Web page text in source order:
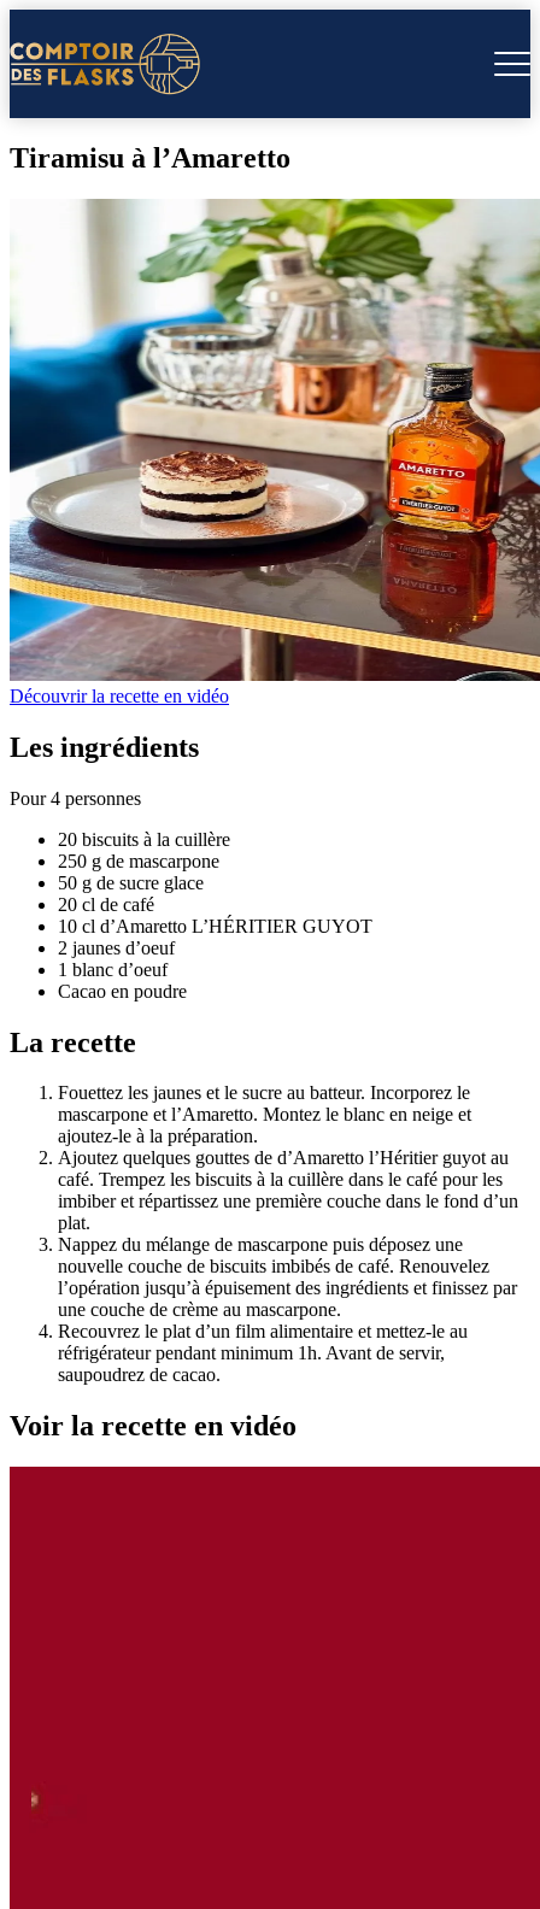
Tiramisu à l’Amaretto
Découvrir la recette en vidéo
Les ingrédients
Pour 4 personnes
20 biscuits à la cuillère
250 g de mascarpone
50 g de sucre glace
20 cl de café
10 cl d’Amaretto L’HÉRITIER GUYOT
2 jaunes d’oeuf
1 blanc d’oeuf
Cacao en poudre
La recette
Fouettez les jaunes et le sucre au batteur. Incorporez le
mascarpone et l’Amaretto. Montez le blanc en neige et
ajoutez-le à la préparation.
Ajoutez quelques gouttes de d’Amaretto l’Héritier guyot au
café. Trempez les biscuits à la cuillère dans le café pour les
imbiber et répartissez une première couche dans le fond d’un
plat.
Nappez du mélange de mascarpone puis déposez une
nouvelle couche de biscuits imbibés de café. Renouvelez
l’opération jusqu’à épuisement des ingrédients et finissez par
une couche de crème au mascarpone.
Recouvrez le plat d’un film alimentaire et mettez-le au
réfrigérateur pendant minimum 1h. Avant de servir,
saupoudrez de cacao.
Voir la recette en vidéo